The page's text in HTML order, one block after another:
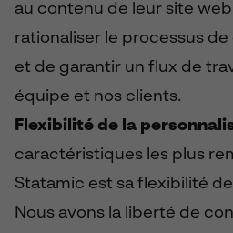
au contenu de leur site
rationaliser le processus
et de garantir un flux de
équipe et nos clients.
Flexibilité de la
caractéristiques les plus
Statamic est sa flexibilité
Nous avons la liberté de